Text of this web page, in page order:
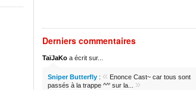
Derniers commentaires
TaïJaKo a écrit sur...
Sniper Butterfly : « Enonce Cast~ car tous sont
passés à la trappe ^^' sur la... »